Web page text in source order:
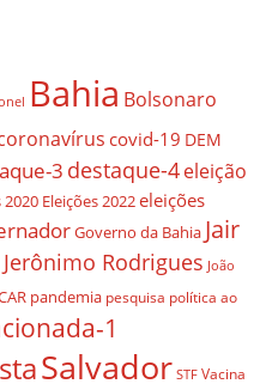
Bahia Bolsonaro
covid-19 DEM
3 destaque-4eleição
2020 Eleições 2022eleições
Governo da Bahia Jair
Jerônimo Rodrigues João
pandemia pesquisa política ao
1
Salvador STF Vacina